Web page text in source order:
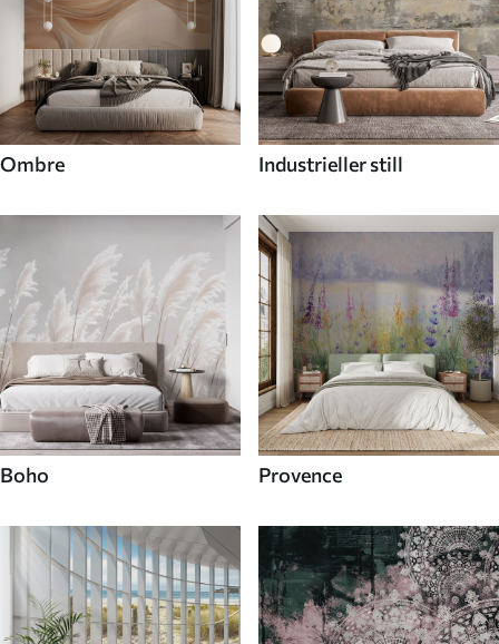
Ombre Industrieller still
Boho Provence